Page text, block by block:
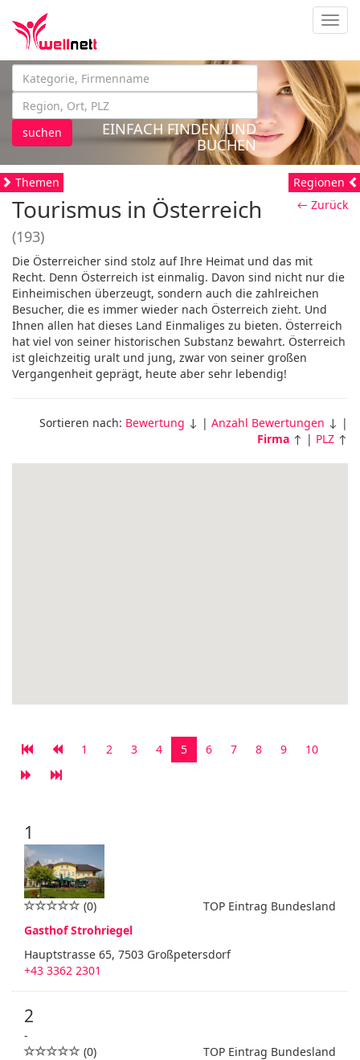
suchen
EINFACH FINDEN UND
BUCHEN
Themen
← Zurück
Tourismus in Österreich
(193)
Die Österreicher sind stolz auf Ihre Heimat und das mit
Recht. Denn Österreich ist einmalig. Davon sind nicht nur die
Einheimischen überzeugt, sondern auch die zahlreichen
Besucher, die es immer wieder nach Österreich zieht. Und
Ihnen allen hat dieses Land Einmaliges zu bieten. Österreich
hat viel von seiner historischen Substanz bewahrt. Österreich
ist gleichzeitig uralt und jung, zwar von seiner großen
Vergangenheit geprägt, heute aber sehr lebendig!
Sortieren nach: Bewertung ↓ | Anzahl Bewertungen ↓ |
Firma ↑ | PLZ ↑
1 2 3 4 5 6 7 8 9 10
1
TOP Eintrag Bundesland
(0)
Gasthof Strohriegel
Hauptstrasse 65, 7503 Großpetersdorf
+43 3362 2301
2
-
TOP Eintrag Bundesland
(0)
Regionen